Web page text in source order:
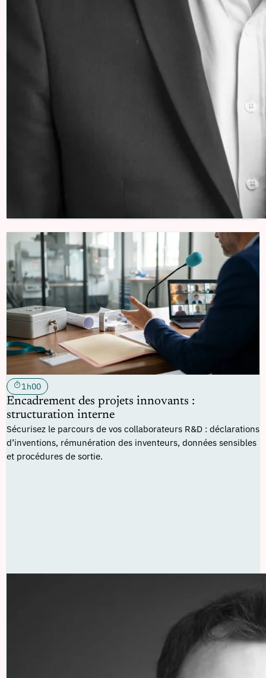
1h00
Encadrement des projets innovants :
structuration interne
Sécurisez le parcours de vos collaborateurs R&D : déclarations
d’inventions, rémunération des inventeurs, données sensibles
et procédures de sortie.